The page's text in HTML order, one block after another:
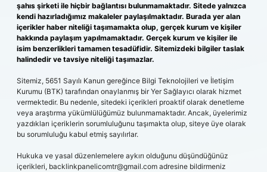
şahıs şirketi ile hiçbir bağlantısı bulunmamaktadır. Sitede yalnızca
kendi hazırladığımız makaleler paylaşılmaktadır. Burada yer alan
içerikler haber niteliği taşımamakta olup, gerçek kurum ve kişiler
hakkında paylaşım yapılmamaktadır. Gerçek kurum ve kişiler ile
isim benzerlikleri tamamen tesadüfidir. Sitemizdeki bilgiler taslak
halindedir ve tavsiye niteliği taşımazlar.
Sitemiz, 5651 Sayılı Kanun gereğince Bilgi Teknolojileri ve İletişim
Kurumu (BTK) tarafından onaylanmış bir Yer Sağlayıcı olarak hizmet
vermektedir. Bu nedenle, sitedeki içerikleri proaktif olarak denetleme
veya araştırma yükümlülüğümüz bulunmamaktadır. Ancak, üyelerimiz
yazdıkları içeriklerin sorumluluğunu taşımakta olup, siteye üye olarak
bu sorumluluğu kabul etmiş sayılırlar.
Hukuka ve yasal düzenlemelere aykırı olduğunu düşündüğünüz
içerikleri, backlinkpanelicomtr@gmail.com adresine bildirmeniz